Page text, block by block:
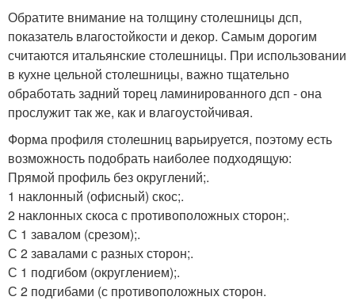
Обратите внимание на толщину столешницы дсп,
показатель влагостойкости и декор. Самым дорогим
считаются итальянские столешницы. При использовании
в кухне цельной столешницы, важно тщательно
обработать задний торец ламинированного дсп - она
прослужит так же, как и влагоустойчивая.
Форма профиля столешниц варьируется, поэтому есть
возможность подобрать наиболее подходящую:
Прямой профиль без округлений;.
1 наклонный (офисный) скос;.
2 наклонных скоса с противоположных сторон;.
С 1 завалом (срезом);.
С 2 завалами с разных сторон;.
С 1 подгибом (округлением);.
С 2 подгибами (с противоположных сторон.